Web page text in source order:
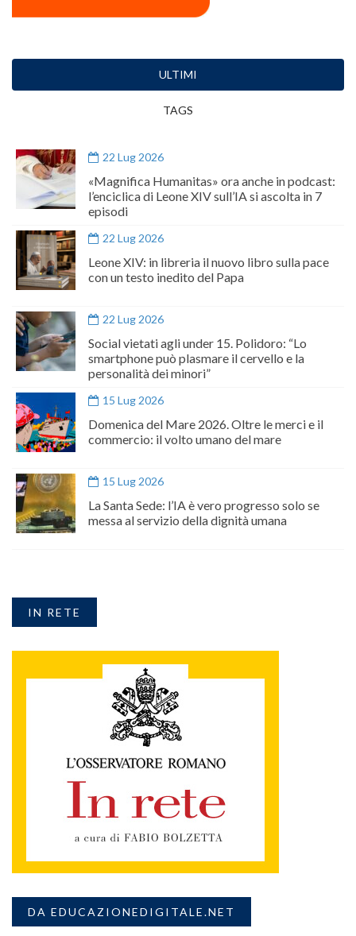
ULTIMI
TAGS
22 Lug 2026
«Magnifica Humanitas» ora anche in podcast:
l’enciclica di Leone XIV sull’IA si ascolta in 7
episodi
22 Lug 2026
Leone XIV: in libreria il nuovo libro sulla pace
con un testo inedito del Papa
22 Lug 2026
Social vietati agli under 15. Polidoro: “Lo
smartphone può plasmare il cervello e la
personalità dei minori”
15 Lug 2026
Domenica del Mare 2026. Oltre le merci e il
commercio: il volto umano del mare
15 Lug 2026
La Santa Sede: l’IA è vero progresso solo se
messa al servizio della dignità umana
IN RETE
DA EDUCAZIONEDIGITALE.NET